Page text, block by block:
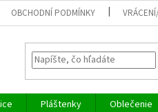
OBCHODNÍ PODMÍNKY
Pláštenky Oblečenie